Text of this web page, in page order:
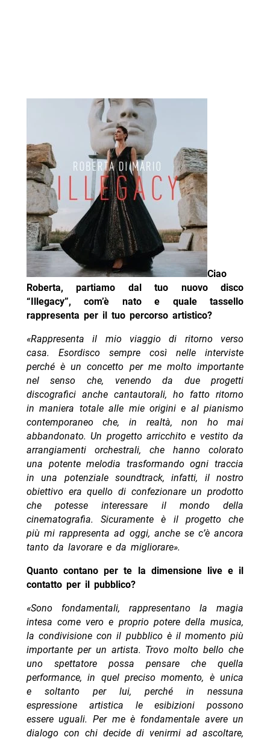
Ciao
Roberta, partiamo dal tuo nuovo disco
“Illegacy”, com’è nato e quale tassello
rappresenta per il tuo percorso artistico?
«Rappresenta il mio viaggio di ritorno verso
casa. Esordisco sempre così nelle interviste
perché è un concetto per me molto importante
nel senso che, venendo da due progetti
discografici anche cantautorali, ho fatto ritorno
in maniera totale alle mie origini e al pianismo
contemporaneo che, in realtà, non ho mai
abbandonato. Un progetto arricchito e vestito da
arrangiamenti orchestrali, che hanno colorato
una potente melodia trasformando ogni traccia
in una potenziale soundtrack, infatti, il nostro
obiettivo era quello di confezionare un prodotto
che potesse interessare il mondo della
cinematografia. Sicuramente è il progetto che
più mi rappresenta ad oggi, anche se c’è ancora
tanto da lavorare e da migliorare».
Quanto contano per te la dimensione live e il
contatto per il pubblico?
«Sono fondamentali, rappresentano la magia
intesa come vero e proprio potere della musica,
la condivisione con il pubblico è il momento più
importante per un artista. Trovo molto bello che
uno spettatore possa pensare che quella
performance, in quel preciso momento, è unica
e soltanto per lui, perché in nessuna
espressione artistica le esibizioni possono
essere uguali. Per me è fondamentale avere un
dialogo con chi decide di venirmi ad ascoltare,